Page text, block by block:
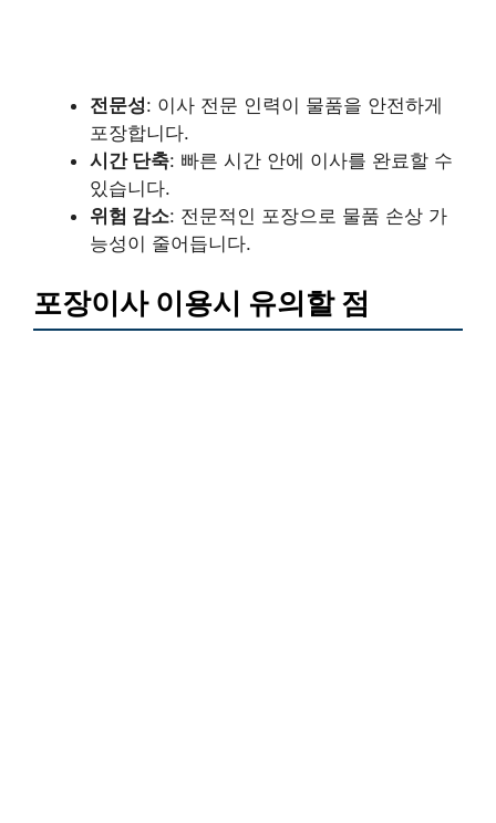
전문성: 이사 전문 인력이 물품을 안전하게
포장합니다.
시간 단축: 빠른 시간 안에 이사를 완료할 수
있습니다.
위험 감소: 전문적인 포장으로 물품 손상 가
능성이 줄어듭니다.
포장이사 이용시 유의할 점